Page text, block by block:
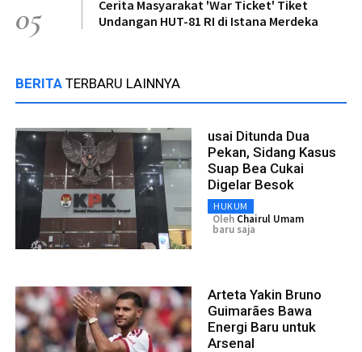
05
Cerita Masyarakat 'War Ticket' Tiket
Undangan HUT-81 RI di Istana Merdeka
BERITA TERBARU LAINNYA
usai Ditunda Dua
Pekan, Sidang Kasus
Suap Bea Cukai
Digelar Besok
HUKUM
Oleh Chairul Umam
baru saja
Arteta Yakin Bruno
Guimarães Bawa
Energi Baru untuk
Arsenal